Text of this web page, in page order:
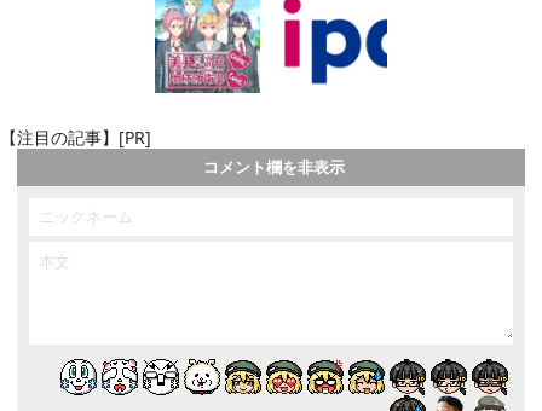
【注目の記事】[PR]
コメント欄を非表示